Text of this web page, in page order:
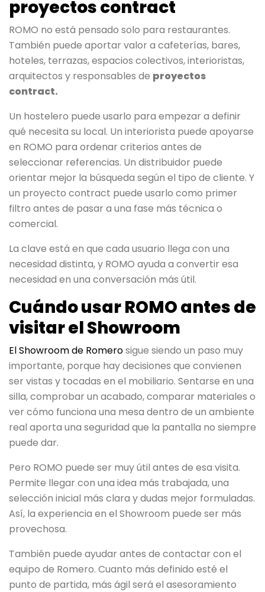
proyectos contract
ROMO no está pensado solo para restaurantes.
También puede aportar valor a cafeterías, bares,
hoteles, terrazas, espacios colectivos, interioristas,
arquitectos y responsables de proyectos
contract.
Un hostelero puede usarlo para empezar a definir
qué necesita su local. Un interiorista puede apoyarse
en ROMO para ordenar criterios antes de
seleccionar referencias. Un distribuidor puede
orientar mejor la búsqueda según el tipo de cliente. Y
un proyecto contract puede usarlo como primer
filtro antes de pasar a una fase más técnica o
comercial.
La clave está en que cada usuario llega con una
necesidad distinta, y ROMO ayuda a convertir esa
necesidad en una conversación más útil.
Cuándo usar ROMO antes de
visitar el Showroom
El Showroom de Romerosigue siendo un paso muy
importante, porque hay decisiones que convienen
ser vistas y tocadas en el mobiliario. Sentarse en una
silla, comprobar un acabado, comparar materiales o
ver cómo funciona una mesa dentro de un ambiente
real aporta una seguridad que la pantalla no siempre
puede dar.
Pero ROMO puede ser muy útil antes de esa visita.
Permite llegar con una idea más trabajada, una
selección inicial más clara y dudas mejor formuladas.
Así, la experiencia en el Showroom puede ser más
provechosa.
También puede ayudar antes de contactar con el
equipo de Romero. Cuanto más definido esté el
punto de partida, más ágil será el asesoramiento